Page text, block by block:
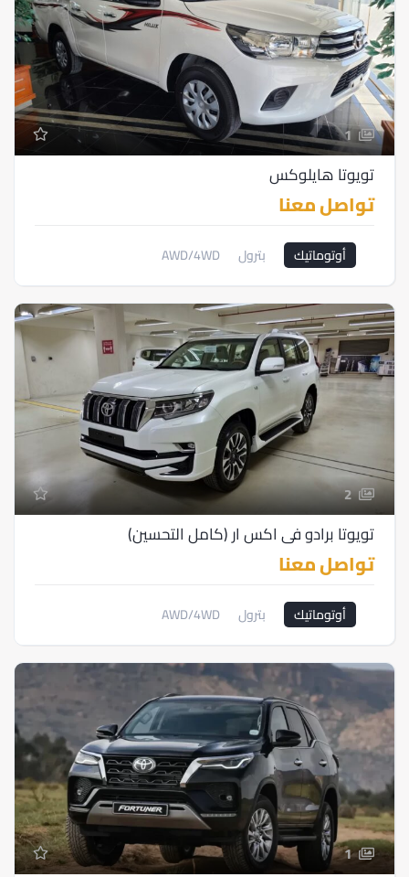
1
تويوتا هايلوكس
تواصل معنا
أوتوماتيك بترول AWD/4WD
2
تويوتا برادو في اكس ار (كامل التحسين)
تواصل معنا
أوتوماتيك بترول AWD/4WD
1